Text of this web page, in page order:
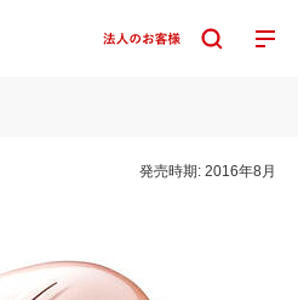
発売時期:2016年8月